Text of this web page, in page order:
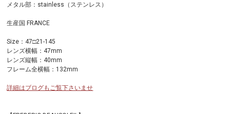
メタル部：stainless（ステンレス）
生産国 FRANCE
Size：47□21-145
レンズ横幅：47mm
レンズ縦幅：40mm
フレーム全横幅：132mm
詳細はブログもご覧下さいませ